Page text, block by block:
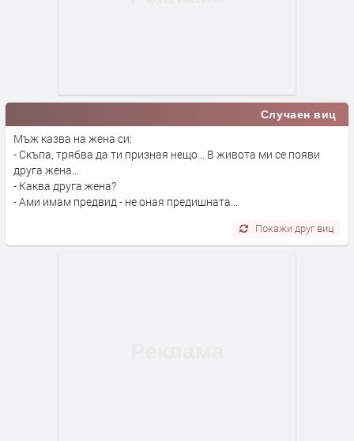
Случаен виц
Мъж казва на жена си:
- Скъпа, трябва да ти призная нещо... В живота ми се появи
друга жена...
- Каква друга жена?
- Ами имам предвид - не оная предишната...
Покажи друг виц